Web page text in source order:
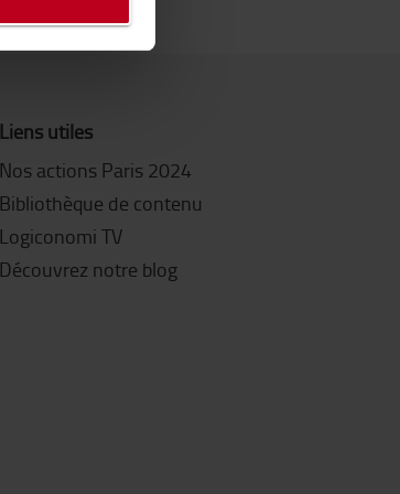
Liens utiles
Nos actions Paris 2024
Bibliothèque de contenu
Logiconomi TV
Découvrez notre blog